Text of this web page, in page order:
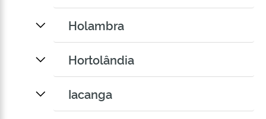
Holambra
Hortolândia
Iacanga